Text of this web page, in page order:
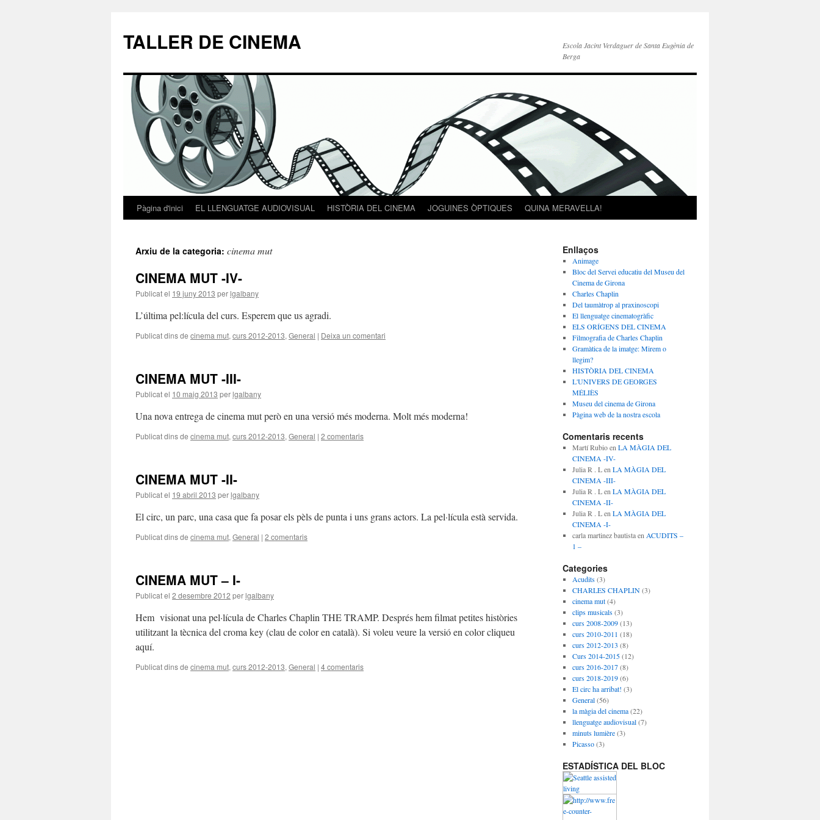
TALLER DE CINEMA
Escola Jacint Verdaguer de Santa Eugènia de
Berga
Vés
contingut
Pàgina d'inici EL LLENGUATGE AUDIOVISUAL HISTÒRIA DEL CINEMA JOGUINES ÒPTIQUES QUINA MERAVELLA!
Arxiu de la categoria: cinema mut
CINEMA MUT -IV-
Publicat el 19 juny 2013 perlgalbany
L’última pel:lícula del curs. Esperem que us agradi.
Publicat dins de cinema mut, curs 2012-2013, General | Deixa un comentari
CINEMA MUT -III-
Publicat el 10 maig 2013 perlgalbany
Una nova entrega de cinema mut però en una versió més moderna. Molt més moderna!
Publicat dins de cinema mut, curs 2012-2013, General | 2 comentaris
CINEMA MUT -II-
Publicat el 19 abril 2013 perlgalbany
El circ, un parc, una casa que fa posar els pèls de punta i uns grans actors. La pel·lícula està servida.
Publicat dins de cinema mut, General | 2 comentaris
CINEMA MUT – I-
Publicat el 2 desembre 2012 perlgalbany
Hem visionat una pel·lícula de Charles Chaplin THE TRAMP. Després hem filmat petites històries
utilitzant la tècnica del croma key (clau de color en català). Si voleu veure la versió en color cliqueu
aquí.
Publicat dins de cinema mut, curs 2012-2013, General | 4 comentaris
Enllaços
Animage
Bloc del Servei educatiu del Museu del
Cinema de Girona
Charles Chaplin
Del taumàtrop al praxinoscopi
El llenguatge cinematogràfic
ELS ORÍGENS DEL CINEMA
Filmografia de Charles Chaplin
Gramàtica de la imatge: Mirem o
llegim?
HISTÒRIA DEL CINEMA
L'UNIVERS DE GEORGES
MÉLIÈS
Museu del cinema de Girona
Pàgina web de la nostra escola
Comentaris recents
Martí Rubioen LA MÀGIA DEL
CINEMA -IV-
Julia R . Len LA MÀGIA DEL
CINEMA -III-
Julia R . Len LA MÀGIA DEL
CINEMA -II-
Julia R . Len LA MÀGIA DEL
CINEMA -I-
carla martinez bautistaen ACUDITS –
1 –
Categories
Acudits(3)
CHARLES CHAPLIN(3)
cinema mut(4)
clips musicals(3)
curs 2008-2009(13)
curs 2010-2011 (18)
curs 2012-2013 (8)
Curs 2014-2015(12)
curs 2016-2017(8)
curs 2018-2019(6)
El circ ha arribat! (3)
General(56)
la màgia del cinema(22)
llenguatge audiovisual(7)
minuts lumière(3)
Picasso(3)
ESTADÍSTICA DEL BLOC